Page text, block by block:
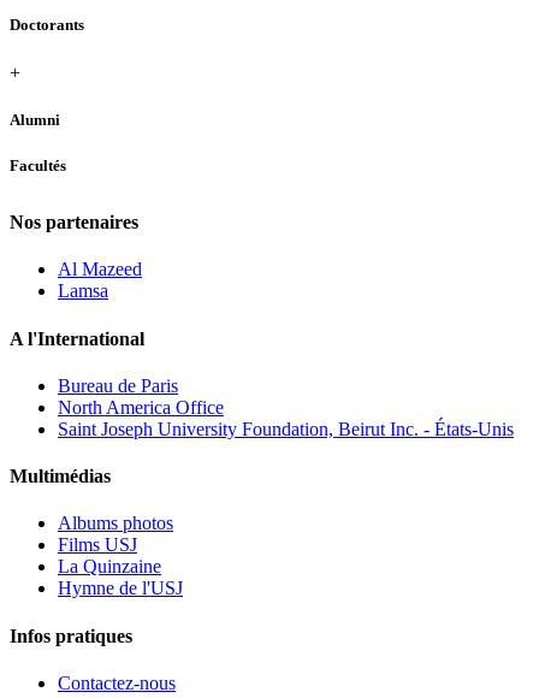
Doctorants
+
Alumni
Facultés
Nos partenaires
Al Mazeed
Lamsa
A l'International
Bureau de Paris
North America Office
Saint Joseph University Foundation, Beirut Inc. - États-Unis
Multimédias
Albums photos
Films USJ
La Quinzaine
Hymne de l'USJ
Infos pratiques
Contactez-nous